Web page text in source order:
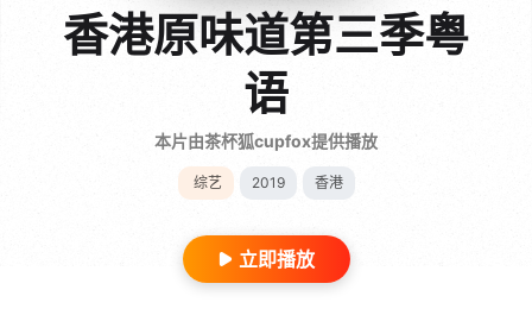
香港原味道第三季粤
语
本片由茶杯狐cupfox提供播放
综艺 2019 香港
立即播放